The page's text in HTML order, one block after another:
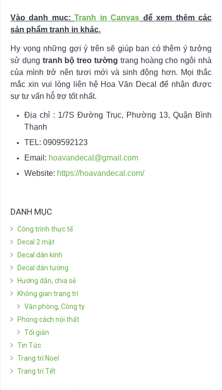
Vào danh mục:Tranh in Canvas để xem thêm các
sản phẩm tranh in khác.
Hy vọng những gợi ý trên sẽ giúp bạn có thêm ý tưởng
sử dụng tranh bộ treo tường trang hoàng cho ngôi nhà
của mình trở nên tươi mới và sinh động hơn. Mọi thắc
mắc xin vui lòng liên hệ Hoa Văn Decal để nhận được
sự tư vấn hỗ trợ tốt nhất.
Địa chỉ : 1/7S Đường Trục, Phường 13, Quận Bình
Thạnh
TEL: 0909592123
Email: hoavandecal@gmail.com
Website: https://hoavandecal.com/
DANH MỤC
Công trình thực tế
Decal 2 mặt
Decal dán kính
Decal dán tường
Hướng dẫn, chia sẻ
Không gian trang trí
Văn phòng, Công ty
Phong cách nội thất
Tối giản
Tin Tức
Trang trí Noel
Trang trí Tết